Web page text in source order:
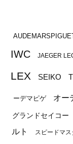
IWC JAEGER
LEX
SEIKO
ーデマピゲ オー
グランドセイコー
ルト
スピードマス